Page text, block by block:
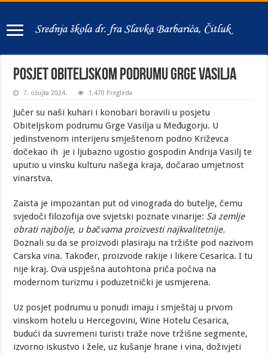
Posjet Obiteljskom podrumu Grge Vasilja
7. ožujka 2024. 1,470 Pregleda
Jučer su naši kuhari i konobari boravili u posjetu
Obiteljskom podrumu Grge Vasilja u Međugorju. U
jedinstvenom interijeru smještenom podno Križevca
dočekao ih je i ljubazno ugostio gospodin Andrija Vasilj te
uputio u vinsku kulturu našega kraja, dočarao umjetnost
vinarstva.
Zaista je impozantan put od vinograda do butelje, čemu
svjedoči filozofija ove svjetski poznate vinarije: Sa zemlje
obrati najbolje, u bačvama proizvesti najkvalitetnije.
Doznali su da se proizvodi plasiraju na tržište pod nazivom
Carska vina. Također, proizvode rakije i likere Cesarica. I tu
nije kraj. Ova uspješna autohtona priča počiva na
modernom turizmu i poduzetnički je usmjerena.
Uz posjet podrumu u ponudi imaju i smještaj u prvom
vinskom hotelu u Hercegovini, Wine Hotelu Cesarica,
budući da suvremeni turisti traže nove tržišne segmente,
izvorno iskustvo i žele, uz kušanje hrane i vina, doživjeti